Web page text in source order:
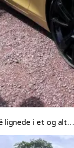
lignede i et og alt…